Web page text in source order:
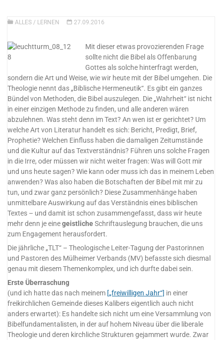
ALLES / LERNEN 27.09.2016
Mit dieser etwas provozierenden Frage
sollte nicht die Bibel als Offenbarung
Gottes als solche hinterfragt werden,
sondern die Art und Weise, wie wir heute mit der Bibel umgehen. Die
Theologie nennt das „Biblische Hermeneutik“. Es gibt ein ganzes
Bündel von Methoden, die Bibel auszulegen. Die „Wahrheit“ ist nicht
in einer einzigen Methode zu finden, und alleanderen wären
abzulehnen. Was steht denn im Text? An wen ist er gerichtet? Um
welche Art von Literatur handelt es sich: Bericht, Predigt, Brief,
Prophetie? Welchen Einfluss haben die damaligen Zeitumstände
und die Kultur auf das Textverständnis? Führen uns solche Fragen
in die Irre, oder müssen wir nicht weiter fragen: Was will Gott mir
und uns heute sagen? Wie kann oder muss ich das in meinem Leben
anwenden? Was also haben die Botschaften der Bibel mit mir zu
tun, und zwar ganz persönlich? Diese Zusammenhänge haben
unmittelbare Auswirkung auf das Verständnis eines biblischen
Textes – und damit ist schon zusammengefasst, dass wir heute
mehr denn je einegeistlicheSchriftauslegung brauchen, die uns
zum Engagement herausfordert.
Die jährliche „TLT“ – Theologische Leiter-Tagung der Pastorinnen
und Pastoren des Mülheimer Verbands (MV) befasste sich diesmal
genau mit diesem Themenkomplex, und ich durfte dabei sein.
Erste Überraschung
(und ich hatte das nach meinem [„freiwilligen Jahr“] in einer
freikirchlichen Gemeinde dieses Kalibers eigentlich auch nicht
anders erwartet): Es handelte sich nicht um eine Versammlung von
Bibelfundamentalisten, in der auf hohem Niveau über die liberale
Theologie und deren kirchliche Strukturen gejammert wurde. Zwar